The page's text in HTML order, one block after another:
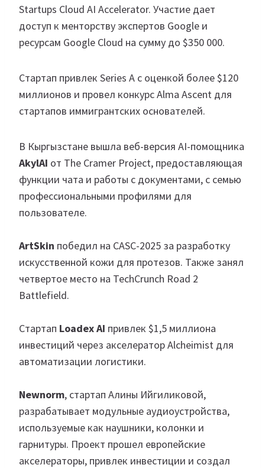
Startups Cloud AI Accelerator. Участие дает
доступ к менторству экспертов Google и
ресурсам Google Cloud на сумму до $350 000.
Стартап привлек Series A с оценкой более $120
миллионов и провел конкурс Alma Ascent для
стартапов иммигрантских основателей.
В Кыргызстане вышла веб-версия AI-помощника
AkylAI от The Cramer Project, предоставляющая
функции чата и работы с документами, с семью
профессиональными профилями для
пользователе.
ArtSkin победил на CASC-2025 за разработку
искусственной кожи для протезов. Также занял
четвертое место на TechCrunch Road 2
Battlefield.
Стартап Loadex AI привлек $1,5 миллиона
инвестиций через акселератор Alcheimist для
автоматизации логистики.
Newnorm, стартап Алины Ийгиликовой,
разрабатывает модульные аудиоустройства,
используемые как наушники, колонки и
гарнитуры. Проект прошел европейские
акселераторы, привлек инвестиции и создал